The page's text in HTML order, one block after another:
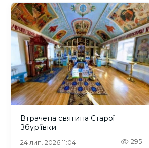
Втрачена святина Старої
Збур’ївки
24 лип. 2026 11:04 295